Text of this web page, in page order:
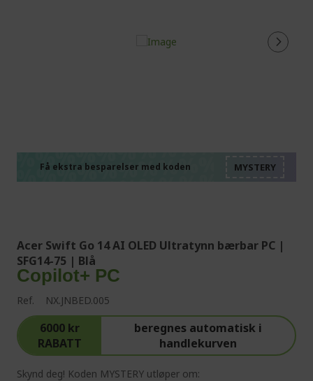
Få ekstra besparelser med koden
Acer Swift Go 14 AI OLED Ultratynn bærbar PC |
SFG14-75 | Blå
Copilot+ PC
Ref. NX.JNBED.005
6000 kr
RABATT
beregnes automatisk i
handlekurven
Skynd deg! Koden MYSTERY utløper om: